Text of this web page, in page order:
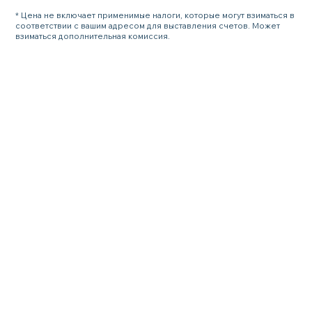
* Цена не включает применимые налоги, которые могут взиматься в
соответствии с вашим адресом для выставления счетов. Может
взиматься дополнительная комиссия.